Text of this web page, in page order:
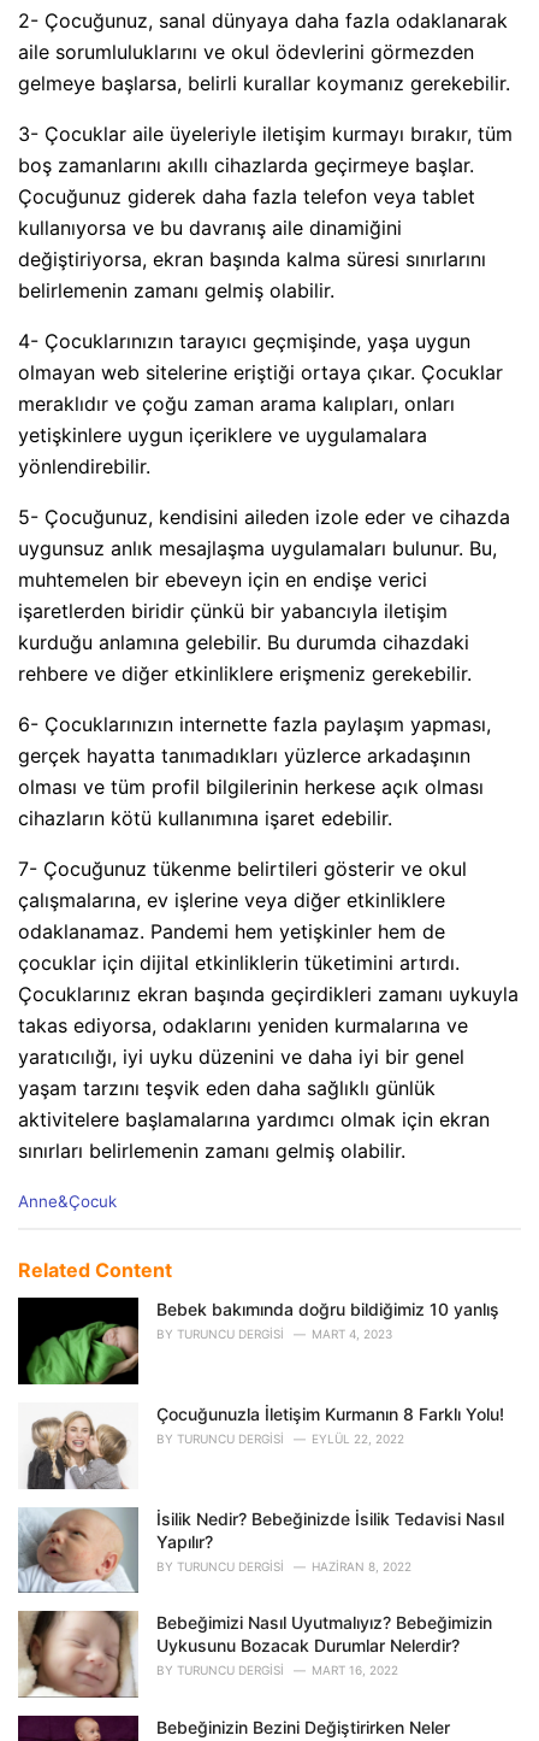
2- Çocuğunuz, sanal dünyaya daha fazla odaklanarak
aile sorumluluklarını ve okul ödevlerini görmezden
gelmeye başlarsa, belirli kurallar koymanız gerekebilir.
3- Çocuklar aile üyeleriyle iletişim kurmayı bırakır, tüm
boş zamanlarını akıllı cihazlarda geçirmeye başlar.
Çocuğunuz giderek daha fazla telefon veya tablet
kullanıyorsa ve bu davranış aile dinamiğini
değiştiriyorsa, ekran başında kalma süresi sınırlarını
belirlemenin zamanı gelmiş olabilir.
4- Çocuklarınızın tarayıcı geçmişinde, yaşa uygun
olmayan web sitelerine eriştiği ortaya çıkar. Çocuklar
meraklıdır ve çoğu zaman arama kalıpları, onları
yetişkinlere uygun içeriklere ve uygulamalara
yönlendirebilir.
5- Çocuğunuz, kendisini aileden izole eder ve cihazda
uygunsuz anlık mesajlaşma uygulamaları bulunur. Bu,
muhtemelen bir ebeveyn için en endişe verici
işaretlerden biridir çünkü bir yabancıyla iletişim
kurduğu anlamına gelebilir. Bu durumda cihazdaki
rehbere ve diğer etkinliklere erişmeniz gerekebilir.
6- Çocuklarınızın internette fazla paylaşım yapması,
gerçek hayatta tanımadıkları yüzlerce arkadaşının
olması ve tüm profil bilgilerinin herkese açık olması
cihazların kötü kullanımına işaret edebilir.
7- Çocuğunuz tükenme belirtileri gösterir ve okul
çalışmalarına, ev işlerine veya diğer etkinliklere
odaklanamaz. Pandemi hem yetişkinler hem de
çocuklar için dijital etkinliklerin tüketimini artırdı.
Çocuklarınız ekran başında geçirdikleri zamanı uykuyla
takas ediyorsa, odaklarını yeniden kurmalarına ve
yaratıcılığı, iyi uyku düzenini ve daha iyi bir genel
yaşam tarzını teşvik eden daha sağlıklı günlük
aktivitelere başlamalarına yardımcı olmak için ekran
sınırları belirlemenin zamanı gelmiş olabilir.
C
e
Anne&Çocuk
Related Content
Bebek bakımında doğru bildiğimiz 10 yanlış
BY TURUNCU DERGISI MART 4, 2023
Çocuğunuzla İletişim Kurmanın 8 Farklı Yolu!
BY TURUNCU DERGISI EYLÜL 22, 2022
İsilik Nedir? Bebeğinizde İsilik Tedavisi Nasıl
Yapılır?
BY TURUNCU DERGISI HAZIRAN 8, 2022
Bebeğimizi Nasıl Uyutmalıyız? Bebeğimizin
Uykusunu Bozacak Durumlar Nelerdir?
BY TURUNCU DERGISI MART 16, 2022
Bebeğinizin Bezini Değiştirirken Neler